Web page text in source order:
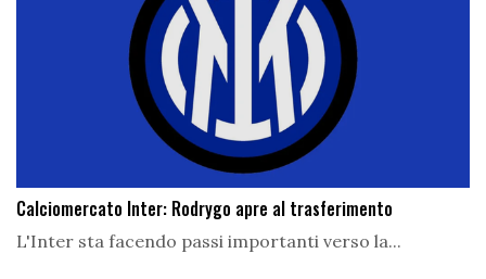
Calciomercato Inter: Rodrygo apre al trasferimento
L'Inter sta facendo passi importanti verso la...